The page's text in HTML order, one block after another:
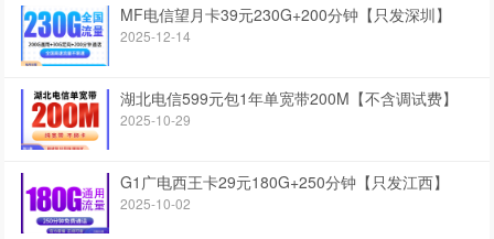
MF电信望月卡39元230G+200分钟【只发深圳】
2025-12-14
湖北电信599元包1年单宽带200M【不含调试费】
2025-10-29
G1广电西王卡29元180G+250分钟【只发江西】
2025-10-02